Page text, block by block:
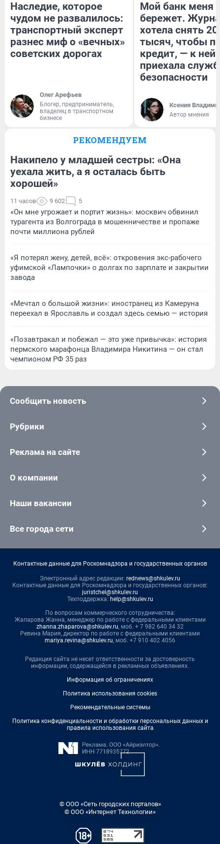
Наследие, которое
чудом не развалилось:
транспортный эксперт
разнес миф о «вечных»
советских дорогах
Олег Арефьев
Блогер, предприниматель,
владелец в транспортном
бизнесе
Мой банк меня
бережет.
хотела снять
тысяч, чтобы
кредит, — к
приехала
безопасности
Ксения
Автор мнения
РЕКОМЕНДУЕМ
Накипело у младшей сестры: «Она
уехала жить, а я осталась быть
хорошей»
11 часов 9 602 5
«Он мне угрожает и портит жизнь»: москвич обвинил
турагента из Волгограда в мошенничестве и пропаже
почти миллиона рублей
«Я потерял жену, детей, всё»: откровения экс-рабочего
уфимской «Лампочки» о долгах по зарплате и закрытии
завода
«Мечтал о большой жизни»: иностранец из Камеруна
переехал в Ярославль и создал здесь семью — история
«Позавтракал и побежал — это уже привычка»: история
пермского марафонца Владимира Никитина — он стал
чемпионом РФ 35 раз
Сообщить новость
Рубрики
Реклама на сайте
О компании
Наши вакансии
Все города сети
Контактные данные для Роскомнадзора и государственных органов
Электронный адрес редакции: rednews@shkulev.ru
Контактные данные для Роскомнадзора и государственных органов:
juristchel@shkulev.ru
Техподдержка: help@shkulev.ru
По вопросам коммерческого сотрудничества:
Жапарова Жанна, менеджер по работе с федеральными клиентами
zhanna.zhaparova@shkulev.ru, моб. + 7 982 640 34 32
Ревина Мария, директор по работе с федеральными клиентами
mariya.revina@shkulev.ru, моб. +7 910 402 4056
Редакция сайта не несет ответственности за достоверность
информации, содержащейся в рекламных объявлениях.
Информация об ограничениях
Политика использования cookies
Рекомендательные системы
Политика конфиденциальности и обработки персональных данных и
правила использования сайта
© ООО «Сеть городских порталов»
© ООО «Интернет Технологии»